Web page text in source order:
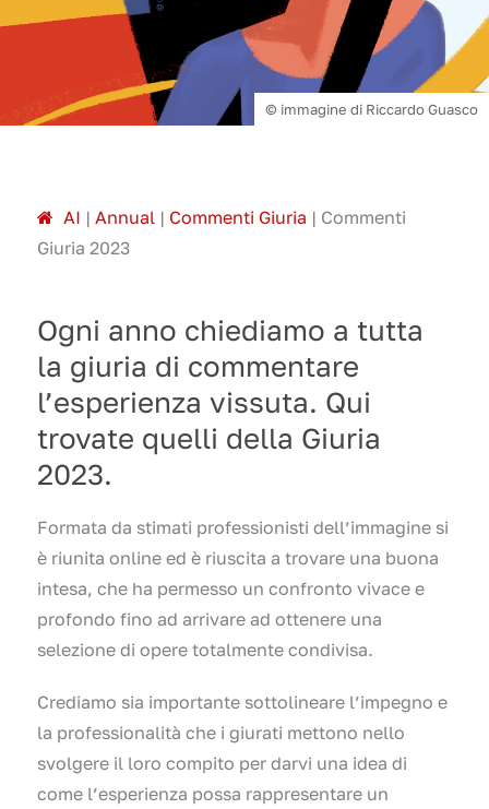
© immagine di Riccardo Guasco
AI | Annual | Commenti Giuria | Commenti
Giuria 2023
Ogni anno chiediamo a tutta
la giuria di commentare
l’esperienza vissuta. Qui
trovate quelli della Giuria
2023.
Formata da stimati professionisti dell’immagine si
è riunita online ed è riuscita a trovare una buona
intesa, che ha permesso un confronto vivace e
profondo fino ad arrivare ad ottenere una
selezione di opere totalmente condivisa.
Crediamo sia importante sottolineare l’impegno e
la professionalità che i giurati mettono nello
svolgere il loro compito per darvi una idea di
come l’esperienza possa rappresentare un